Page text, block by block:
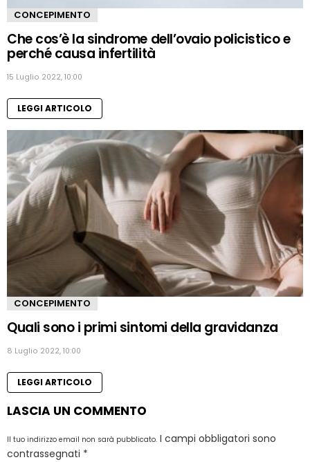
CONCEPIMENTO
Che cos’è la sindrome dell’ovaio policistico e
perché causa infertilità
15 Luglio 2022, 10:00
LEGGI ARTICOLO
CONCEPIMENTO
Quali sono i primi sintomi della gravidanza
8 Luglio 2022, 10:00
LEGGI ARTICOLO
LASCIA UN COMMENTO
Il tuo indirizzo email non sarà pubblicato. I campi obbligatori sono
contrassegnati *